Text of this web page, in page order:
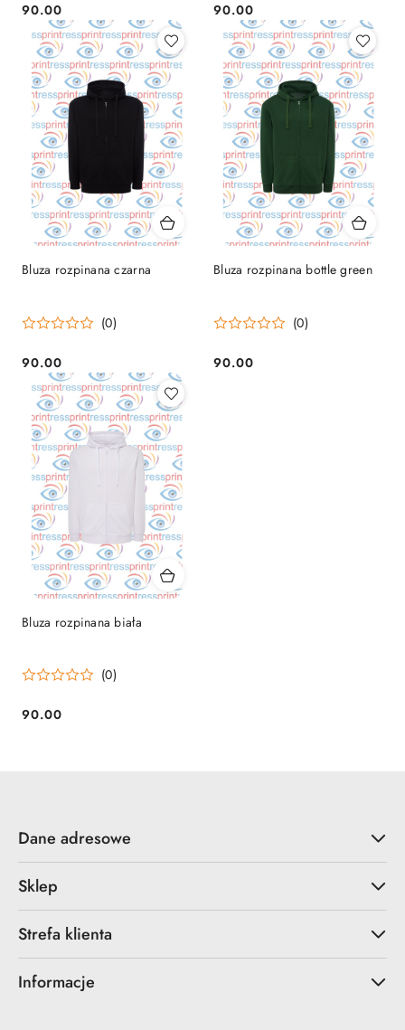
Cena:
90.00 Cena:
90.00
Bluza rozpinana czarna
(0)
Cena:
90.00
Bluza rozpinana bottle green
(0)
Cena:
90.00
Bluza rozpinana biała
(0)
Cena:
90.00
Dane adresowe
Sklep
Strefa klienta
Informacje